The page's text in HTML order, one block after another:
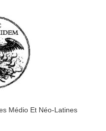
Médio Et Néo-Latines